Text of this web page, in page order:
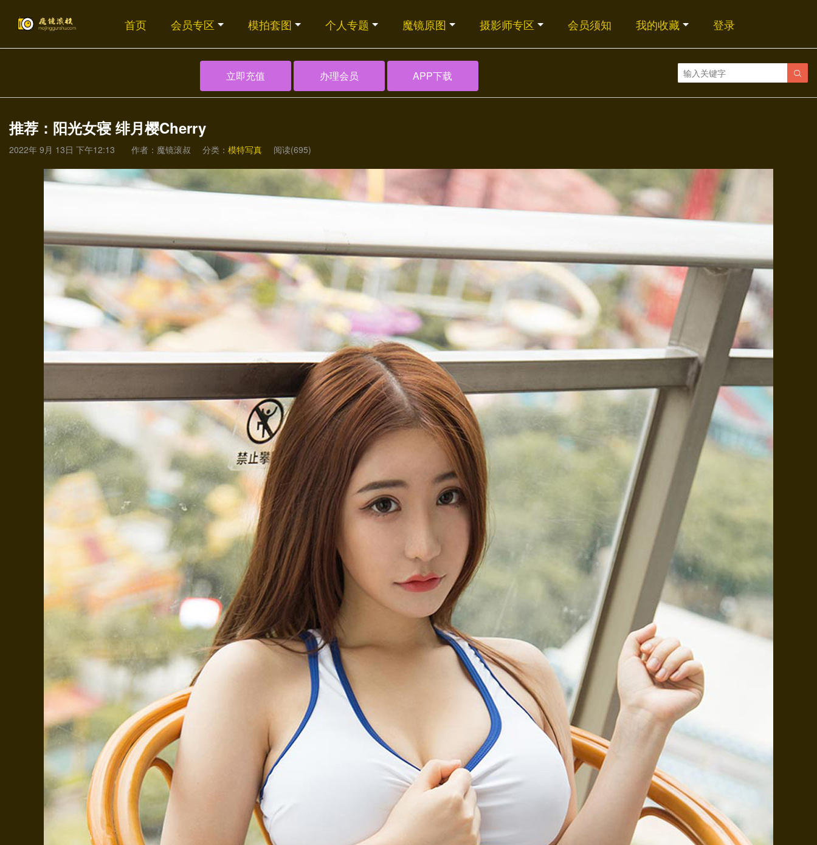
首页 会员专区 模拍套图 个人专题 魔镜原图 摄影师专区 会员须知 我的收藏 登录

立即充值 办理会员 APP下载
推荐：阳光女寝 绯月樱Cherry
2022年 9月 13日 下午12:13 作者：魔镜滚叔 分类： 模特写真 阅读(695)